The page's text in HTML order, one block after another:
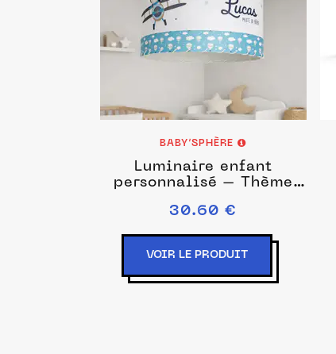
BABY’SPHÈRE
Luminaire enfant
personnalisé – Thème
30.60 €
VOIR LE PRODUIT